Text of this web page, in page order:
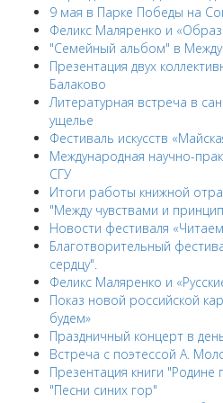
9 мая в Парке Победы на
Феликс Маляренко и
"Семейный альбом" в
Презентация двух
Балаково
Литературная встреча в
ущелье
Фестиваль искусств
Международная научно-
СГУ
Итоги работы книжной
"Между чувствами и
Новости фестиваля
Благотворительный
сердцу".
Феликс Маляренко и
Показ новой российской
будем»
Праздничный концерт в
Встреча с поэтессой А.
Презентация книги "Родине
"Песни синих гор"